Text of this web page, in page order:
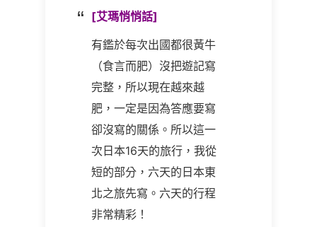
[艾瑪悄悄話]
有鑑於每次出國都很黃牛
（食言而肥）沒把遊記寫
完整，所以現在越來越
肥，一定是因為答應要寫
卻沒寫的關係。所以這一
次日本16天的旅行，我從
短的部分，六天的日本東
北之旅先寫。六天的行程
非常精彩！